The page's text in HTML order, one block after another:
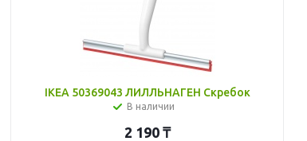
IKEA 50369043 ЛИЛЛЬНАГЕН Скребок
В наличии
2 190₸